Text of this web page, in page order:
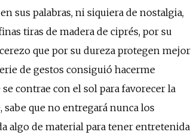
sus palabras, ni siquiera de nostalgia,
tiras de madera de ciprés, por su
que por su dureza protegen mejor
de gestos consiguió hacerme
contrae con el sol para favorecer la
que no entregará nunca los
algo de material para tener entretenida